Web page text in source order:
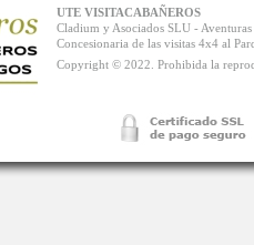
UTE VISITACABAÑEROS
Cladium y Asociados SLU -
Concesionaria de las visitas 4x4 al
Copyright © 2022. Prohibida la